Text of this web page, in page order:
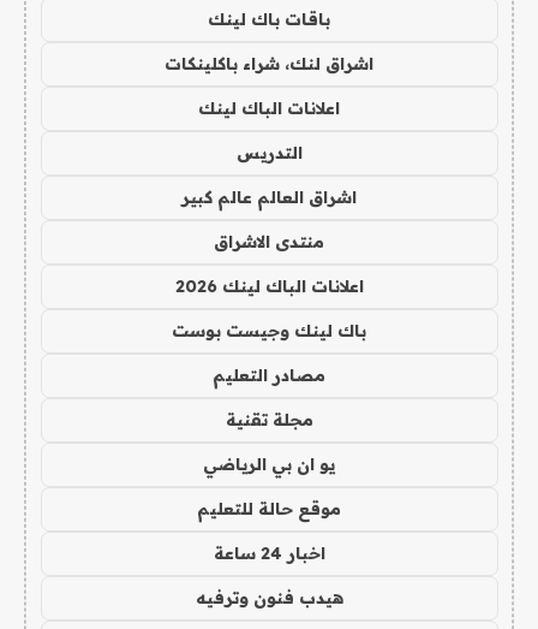
باقات باك لينك
اشراق لنك، شراء باكلينكات
اعلانات الباك لينك
التدريس
اشراق العالم عالم كبير
منتدى الاشراق
اعلانات الباك لينك 2026
باك لينك وجيست بوست
مصادر التعليم
مجلة تقنية
يو ان بي الرياضي
موقع حالة للتعليم
اخبار 24 ساعة
هيدب فنون وترفيه